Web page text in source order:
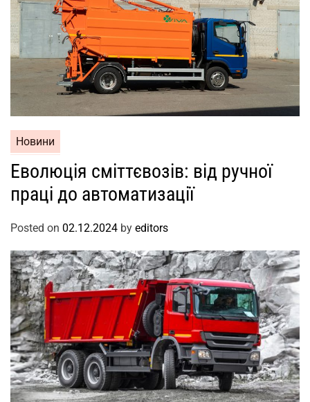
Новини
Еволюція сміттєвозів: від ручної
праці до автоматизації
Posted on 02.12.2024 by editors